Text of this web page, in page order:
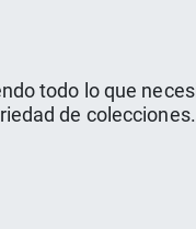
todo lo que
de colecciones.